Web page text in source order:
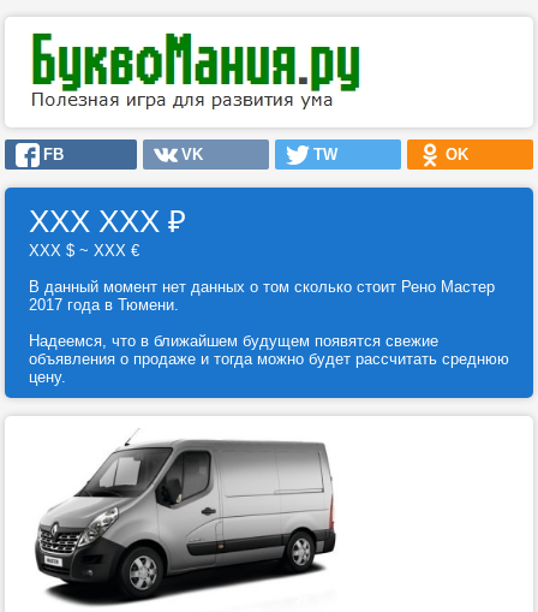
FB VK TW OK
ХХХ ХХХ ₽
ХХХ $ ~ ХХХ €
В данный момент нет данных о том сколько стоит Рено Мастер
2017 года в Тюмени.
Надеемся, что в ближайшем будущем появятся свежие
объявления о продаже и тогда можно будет рассчитать среднюю
цену.